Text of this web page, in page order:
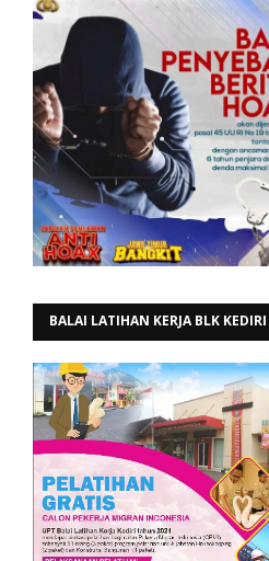
BALAI LATIHAN KERJA BLK KEDIRI